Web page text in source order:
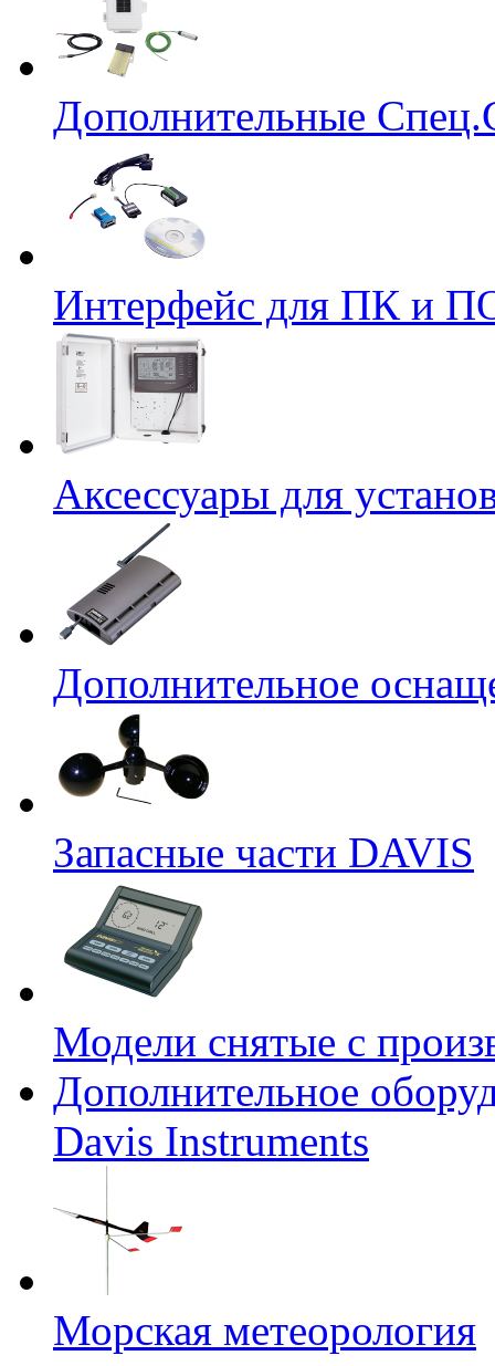
Дополнительные
Интерфейс для ПК и
Аксессуары для
Дополнительное
Запасные части DAVIS
Модели снятые с
Дополнительное
Davis Instruments
Морская метеорология